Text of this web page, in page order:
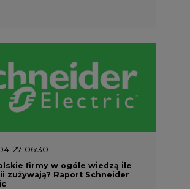
27 06:30
firmy w ogóle wiedzą ile
zużywają? Raport Schneider